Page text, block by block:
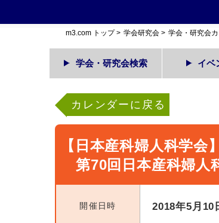
m3.com トップ> 学会研究会 > 学会・研究会
学会・研究会検索 イベ
カレンダーに戻る
【日本産科婦人科学会】
第70回日本産科婦人
開催日時 2018年5月10